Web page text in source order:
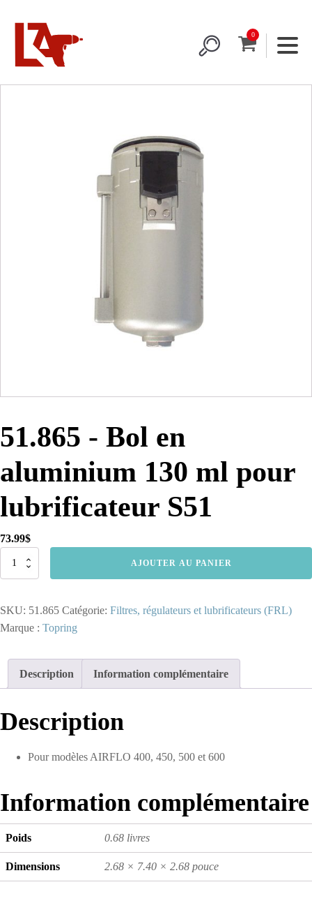
51.865 - Bol en
aluminium 130 ml pour
lubrificateur S51
73.99$
quantité
Bol
en
lubrificateur
AJOUTER AU PANIER
SKU: 51.865 Catégorie: Filtres, régulateurs et lubrificateurs (FRL)
Marque : Topring
Description Information complémentaire
Description
Pour modèles AIRFLO 400, 450, 500 et 600
Information complémentaire
Poids 0.68 livres
Dimensions 2.68 × 7.40 × 2.68 pouce